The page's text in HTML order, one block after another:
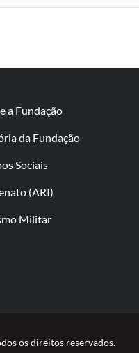
a Fundação
da Fundação
Sociais
(ARI)
Militar
os direitos reservados.